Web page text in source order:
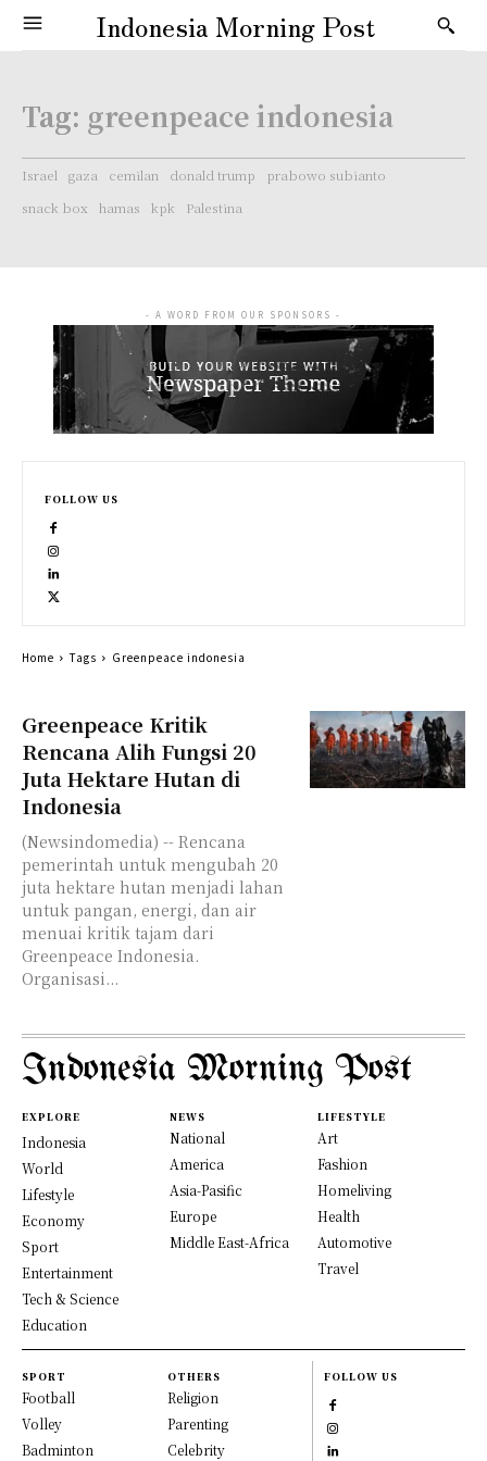
Indonesia Morning Post
Tag: greenpeace indonesia
Israel gaza cemilan donald trump
prabowo subianto
snack box
hamas kpk Palestina
Greenpeace Kritik
Rencana Alih Fungsi 20
Juta Hektare Hutan di
Indonesia
(Newsindomedia) -- Rencana
pemerintah untuk mengubah 20
juta hektare hutan menjadi lahan
untuk pangan, energi, dan air
menuai kritik tajam dari
Greenpeace Indonesia.
Organisasi...
- A WORD FROM OUR SPONSORS -
FOLLOW US
Home Tags Greenpeace indonesia
Indonesia Morning Post
EXPLORE
Indonesia
World
Lifestyle
Economy
Sport
Entertainment
Tech & Science
Education
NEWS
National
America
Asia-Pasific
Europe
Middle East-Africa
LIFESTYLE
Art
Fashion
Homeliving
Health
Automotive
Travel
SPORT
Football
Volley
Badminton
OTHERS
Religion
Parenting
Celebrity
FOLLOW US